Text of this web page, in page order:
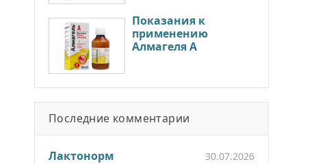
Показания к
применению
Алмагеля А
Последние комментарии
Лактонорм
30.07.2026